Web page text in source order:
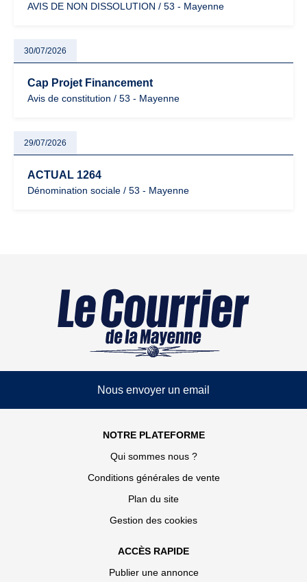
AVIS DE NON DISSOLUTION / 53 - Mayenne
30/07/2026
Cap Projet Financement
Avis de constitution / 53 - Mayenne
29/07/2026
ACTUAL 1264
Dénomination sociale / 53 - Mayenne
Nous envoyer un email
NOTRE PLATEFORME
Qui sommes nous ?
Conditions générales de vente
Plan du site
Gestion des cookies
ACCÈS RAPIDE
Publier une annonce